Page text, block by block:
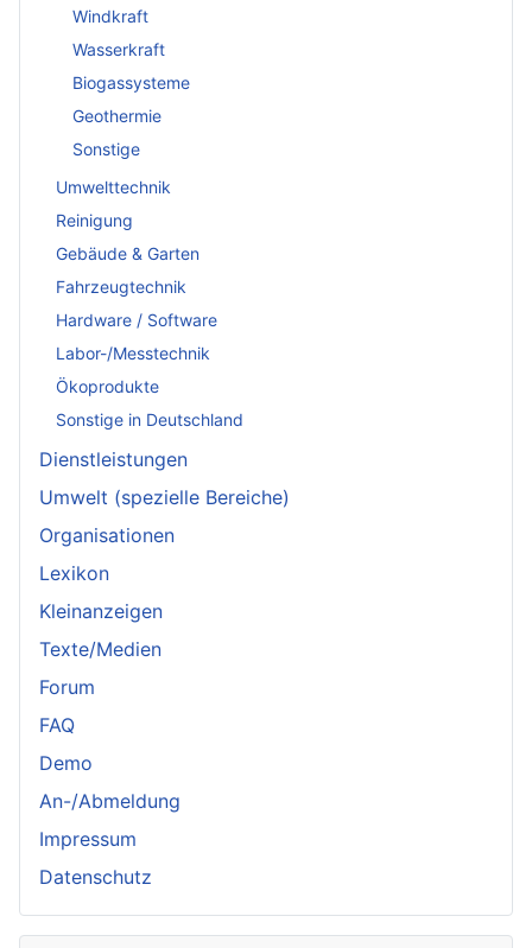
Windkraft
Wasserkraft
Biogassysteme
Geothermie
Sonstige
Umwelttechnik
Reinigung
Gebäude & Garten
Fahrzeugtechnik
Hardware / Software
Labor-/Messtechnik
Ökoprodukte
Sonstige in Deutschland
Dienstleistungen
Umwelt (spezielle Bereiche)
Organisationen
Lexikon
Kleinanzeigen
Texte/Medien
Forum
FAQ
Demo
An-/Abmeldung
Impressum
Datenschutz